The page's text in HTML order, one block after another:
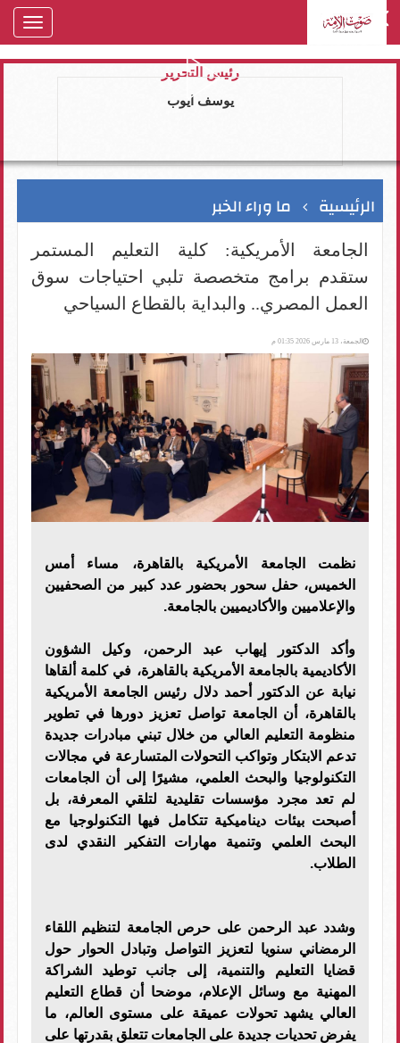
رئيس التحرير
يوسف ايوب
الرئيسية ما وراء الخبر
الجامعة الأمريكية: كلية التعليم المستمر
ستقدم برامج متخصصة تلبي احتياجات سوق
العمل المصري.. والبداية بالقطاع السياحي
الجمعة، 13 مارس 2026 01:35 م
نظمت الجامعة الأمريكية بالقاهرة، مساء أمس
الخميس، حفل سحور بحضور عدد كبير من الصحفيين
والإعلاميين والأكاديميين بالجامعة.
وأكد الدكتور إيهاب عبد الرحمن، وكيل الشؤون
الأكاديمية بالجامعة الأمريكية بالقاهرة، في كلمة ألقاها
نيابة عن الدكتور أحمد دلال رئيس الجامعة الأمريكية
بالقاهرة، أن الجامعة تواصل تعزيز دورها في تطوير
منظومة التعليم العالي من خلال تبني مبادرات جديدة
تدعم الابتكار وتواكب التحولات المتسارعة في مجالات
التكنولوجيا والبحث العلمي، مشيرًا إلى أن الجامعات
لم تعد مجرد مؤسسات تقليدية لتلقي المعرفة، بل
أصبحت بيئات ديناميكية تتكامل فيها التكنولوجيا مع
البحث العلمي وتنمية مهارات التفكير النقدي لدى
الطلاب.
وشدد عبد الرحمن على حرص الجامعة لتنظيم اللقاء
الرمضاني سنويا لتعزيز التواصل وتبادل الحوار حول
قضايا التعليم والتنمية، إلى جانب توطيد الشراكة
المهنية مع وسائل الإعلام، موضحا أن قطاع التعليم
العالي يشهد تحولات عميقة على مستوى العالم، ما
يفرض تحديات جديدة على الجامعات تتعلق بقدرتها على